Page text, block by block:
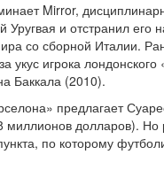
Mirror,
Уругвая и отстранил
со сборной Италии.
укус игрока
Баккала (2010).
предлагает
долларов). Но
по которому